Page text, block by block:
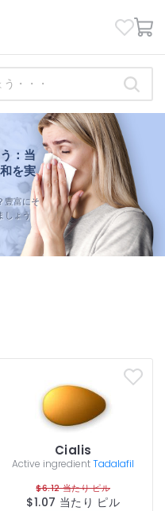
：当
を実
豊富にそ
しょう
品に
当店の抗
ウェルネ
い薬によ
Cialis
Active ingredientTadalafil
$6.12 当たり ピル
$1.07 当たり ピル